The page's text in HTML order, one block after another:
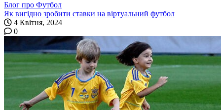
Блог про Футбол
Як вигідно зробити ставки на віртуальний футбол
4 Квітня, 2024
0